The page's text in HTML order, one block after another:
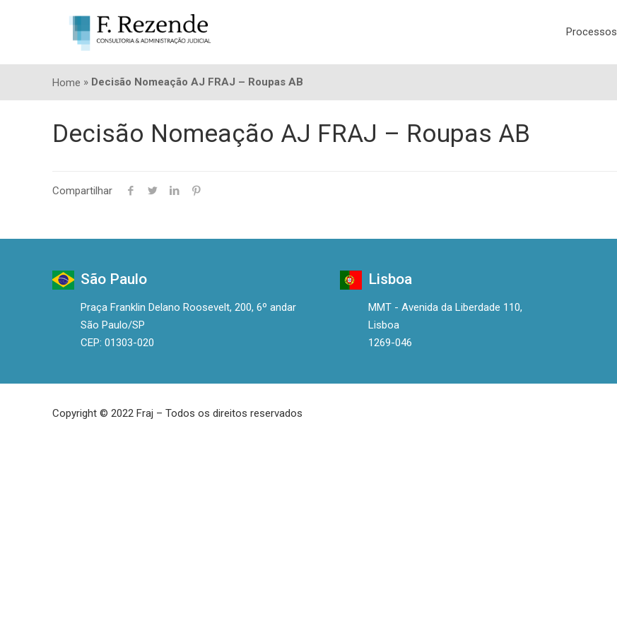
Processos
Home » Decisão Nomeação AJ FRAJ – Roupas AB
Decisão Nomeação AJ FRAJ – Roupas AB
Compartilhar
São Paulo
Praça Franklin Delano Roosevelt, 200, 6º andar
São Paulo/SP
CEP: 01303-020
Lisboa
MMT - Avenida da Liberdade 110,
Lisboa
1269-046
Copyright © 2022 Fraj – Todos os direitos reservados